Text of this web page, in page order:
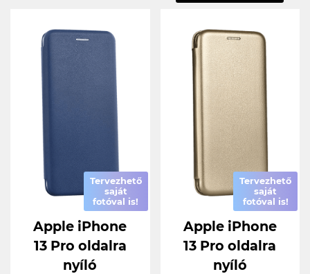
Tervezhető
saját
fotóval is!
Apple iPhone
13 Pro oldalra
nyíló
Tervezhető
saját
fotóval is!
Apple iPhone
13 Pro oldalra
nyíló